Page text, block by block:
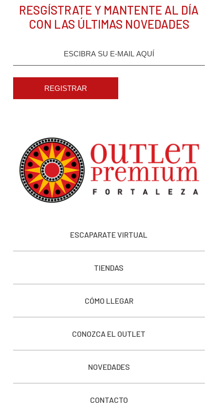
RESGÍSTRATE Y MANTENTE AL DÍA
CON LAS ÚLTIMAS NOVEDADES
REGISTRAR
ESCAPARATE VIRTUAL
TIENDAS
CÓMO LLEGAR
CONOZCA EL OUTLET
NOVEDADES
CONTACTO